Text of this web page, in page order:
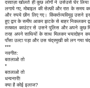
दरवाज़ा खोलते ही कुछ लोगों ने उसेउसे घेर
लगाये गए, मोबाइल की सेल्फ़ी और रात के समय
और रुपये छीन लिए गए। किंकर्तव्यविमूढ़ उसने
हुए द्वार के समीप आकर झटके से बाहर निकलकर
तत्काल काउंटर से उसने पुलिस और अपने कुछ
तरह अपने साथियों के साथ मिलकर भयादोहन
पाँसा उल्टा पड़ा और उस चंद्रमुखी को लग गया
***
नवगीत:
बतलाओ तो
*
बतलाओ तो
धन्वन्तरी!
क्या है कोई इलाज?